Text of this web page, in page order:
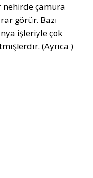
nehirde çamura
görür. Bazı
işleriyle çok
(Ayrıca )